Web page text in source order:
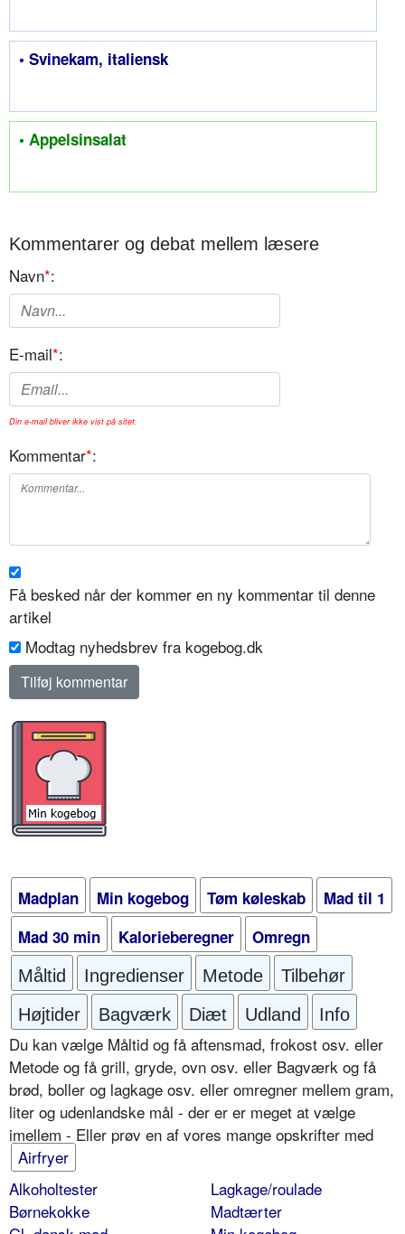
• Svinekam, italiensk
• Appelsinsalat
Kommentarer og debat mellem læsere
Navn*:
E-mail*:
Din e-mail bliver ikke vist på sitet.
Kommentar*:
Få besked når der kommer en ny kommentar til denne
artikel
Modtag nyhedsbrev fra kogebog.dk
Madplan Min kogebog Tøm køleskab
Mad til 1
Mad 30 min
Kalorieberegner Omregn
Måltid Ingredienser Metode
Tilbehør
Højtider
Bagværk Diæt Udland Info
Du kan vælge Måltid og få aftensmad, frokost osv. eller
Metode og få grill, gryde, ovn osv. eller Bagværk og få
brød, boller og lagkage osv. eller omregner mellem gram,
liter og udenlandske mål - der er er meget at vælge
imellem - Eller prøv en af vores mange opskrifter med
Airfryer
Alkoholtester
Børnekokke
Lagkage/roulade
Madtærter